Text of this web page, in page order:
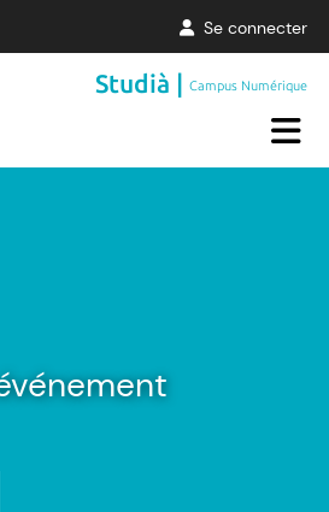
Se connecter
Studià |Campus Numérique